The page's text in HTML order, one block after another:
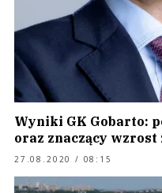
Wyniki GK Gobarto:
oraz znaczący wzrost
27.08.2020 / 08:15